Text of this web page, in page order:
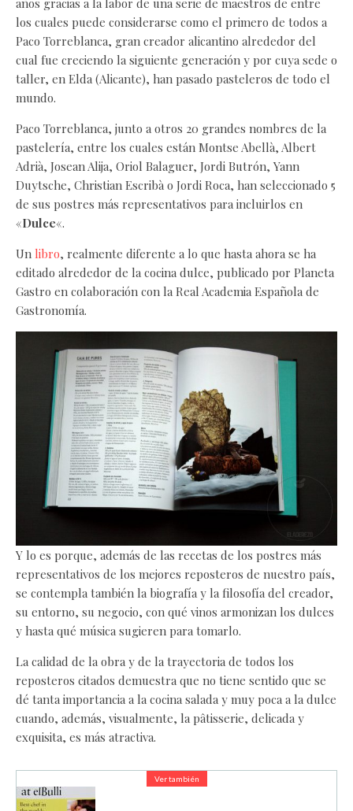
años gracias a la labor de una serie de maestros de entre
los cuales puede considerarse como el primero de todos a
Paco Torreblanca, gran creador alicantino alrededor del
cual fue creciendo la siguiente generación y por cuya sede o
taller, en Elda (Alicante), han pasado pasteleros de todo el
mundo.
Paco Torreblanca, junto a otros 20 grandes nombres de la
pastelería, entre los cuales están Montse Abellà, Albert
Adrià, Josean Alija, Oriol Balaguer, Jordi Butrón, Yann
Duytsche, Christian Escribà o Jordi Roca, han seleccionado 5
de sus postres más representativos para incluirlos en
«Dulce«.
Un libro, realmente diferente a lo que hasta ahora se ha
editado alrededor de la cocina dulce, publicado por Planeta
Gastro en colaboración con la Real Academia Española de
Gastronomía.
Y lo es porque, además de las recetas de los postres más
representativos de los mejores reposteros de nuestro país,
se contempla también la biografía y la filosofía del creador,
su entorno, su negocio, con qué vinos armonizan los dulces
y hasta qué música sugieren para tomarlo.
La calidad de la obra y de la trayectoria de todos los
reposteros citados demuestra que no tiene sentido que se
dé tanta importancia a la cocina salada y muy poca a la dulce
cuando, además, visualmente, la pâtisserie, delicada y
exquisita, es más atractiva.
Ver también